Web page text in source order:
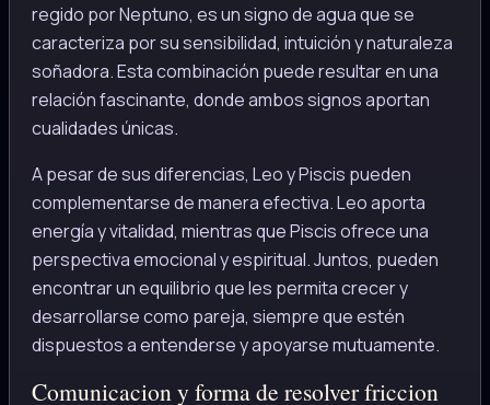
regido por Neptuno, es un signo de agua que se
caracteriza por su sensibilidad, intuición y naturaleza
soñadora. Esta combinación puede resultar en una
relación fascinante, donde ambos signos aportan
cualidades únicas.
A pesar de sus diferencias, Leo y Piscis pueden
complementarse de manera efectiva. Leo aporta
energía y vitalidad, mientras que Piscis ofrece una
perspectiva emocional y espiritual. Juntos, pueden
encontrar un equilibrio que les permita crecer y
desarrollarse como pareja, siempre que estén
dispuestos a entenderse y apoyarse mutuamente.
Comunicacion y forma de resolver friccion